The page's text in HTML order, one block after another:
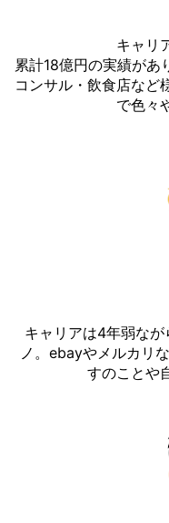
キャリ
累計18億円の実績があ
コンサル・飲食店など
で色々
キャリアは4年弱な
ノ。ebayやメルカリ
すのことや